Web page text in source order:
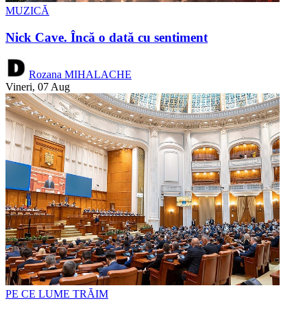
MUZICĂ
Nick Cave. Încă o dată cu sentiment
Rozana MIHALACHE
Vineri, 07 Aug
PE CE LUME TRĂIM